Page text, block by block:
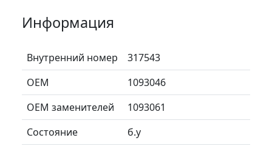
Информация
Внутренний номер
317543
ОЕМ
1093046
ОЕМ заменителей
1093061
Состояние
б.у